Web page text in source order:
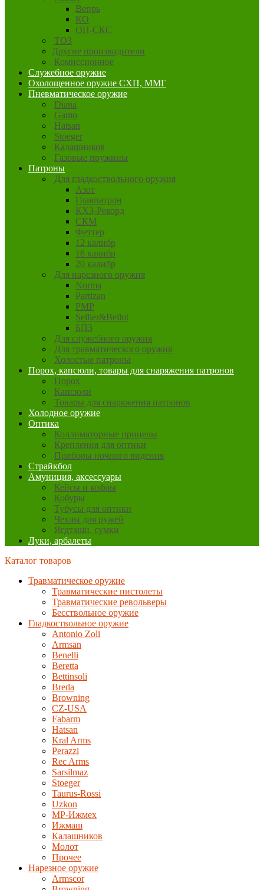
Вепрь
КО
ОП-СКС
ТОЗ
Другие производители
Комиссионное
Служебное оружие
Охолощенное оружие СХП, ММГ
Пневматическое оружие
Diana
Gamo
Hatsan
Stoeger
Калашников
Газовые пружины
Патроны
Для гладкоствольного оружия
Азот
Главпатрон
КХЗ-Рекорд
СКМ
Феттер
12 калибр
16 калибр
20 калибр
Для нарезного оружия
Norma
Partizan
PMP
Sellier&Bellot
БПЗ
Для служебного оружия
Для травматического оружия
Холостые патроны
Порох, капсюли, товары для снаряжения патронов
Порох
Капсюли
Товары для снаряжения патронов
Холодное оружие
Оптика
Коллиматорные прицелы
Крепления для оптики
Приборы ночного видения
Страйкбол
Амуниция, аксессуары
Кейсы и кофры
Кобуры
Тубусы для оптики
Чехлы для ружей
Ягдташи, сумки
Луки, арбалеты
Каталог товаров
Травматическое оружие
Травматические пистолеты
Травматические револьверы
Бесствольное оружие
Гладкоствольное оружие
Antonio Zoli
Armsan
Benelli
Beretta
Bettinsoli
Breda
Browning
CZ-USA
Fabarm
Hatsan
Kral Arms
Perazzi
Rec Arms
Sarsilmaz
Stoeger
Taurus-Rossi
Uzkon
MP-Ижмех
Ижмаш
Калашников
Молот
Прочее
Нарезное оружие
Armscor